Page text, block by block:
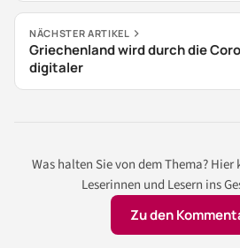
NÄCHSTER ARTIKEL
Griechenland wird durch die
digitaler
Was halten Sie von dem Thema?
Leserinnen und Lesern ins
Zu den